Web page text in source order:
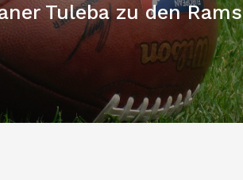
Tuleba zu den Rams